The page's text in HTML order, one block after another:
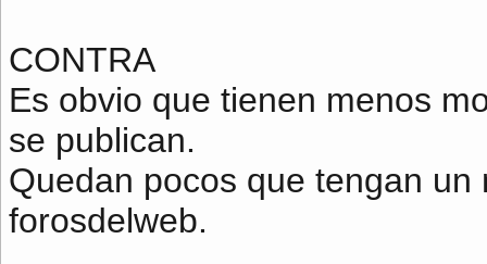
CONTRA
Es obvio que tienen menos
se publican.
Quedan pocos que tengan
forosdelweb.